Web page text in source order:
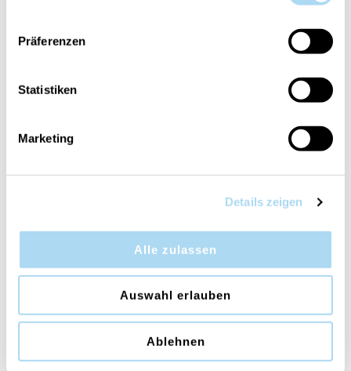
Präferenzen
Statistiken
Marketing
Details zeigen
Alle zulassen
Auswahl erlauben
Ablehnen
CHF 44.90 CHF 44.90
Spiced Blackberry
Medium Jar
Cinnamon Chai Mini Jar